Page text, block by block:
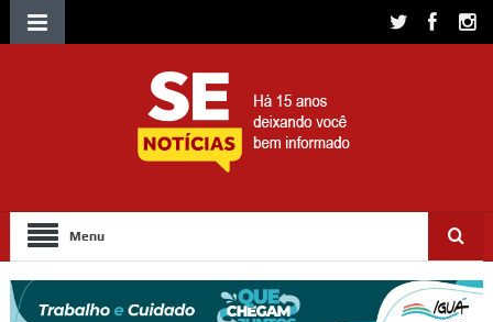
Menu